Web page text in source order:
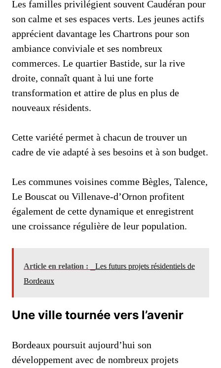
Les familles privilégient souvent Caudéran pour
son calme et ses espaces verts. Les jeunes actifs
apprécient davantage les Chartrons pour son
ambiance conviviale et ses nombreux
commerces. Le quartier Bastide, sur la rive
droite, connaît quant à lui une forte
transformation et attire de plus en plus de
nouveaux résidents.
Cette variété permet à chacun de trouver un
cadre de vie adapté à ses besoins et à son budget.
Les communes voisines comme Bègles, Talence,
Le Bouscat ou Villenave-d’Ornon profitent
également de cette dynamique et enregistrent
une croissance régulière de leur population.
Article en relation :
Les futurs projets résidentiels de
Bordeaux
Une ville tournée vers l’avenir
Bordeaux poursuit aujourd’hui son
développement avec de nombreux projets